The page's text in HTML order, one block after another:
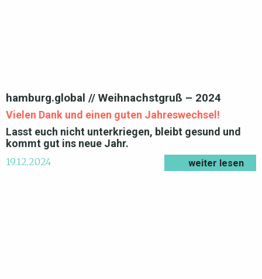
hamburg.global // Weihnachstgruß – 2024
Vielen Dank und einen guten Jahreswechsel!
Lasst euch nicht unterkriegen, bleibt gesund und
kommt gut ins neue Jahr.
19.12.2024 weiter lesen